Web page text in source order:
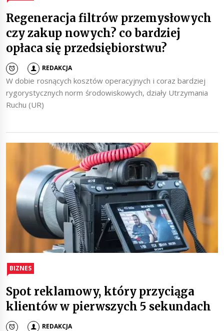
Regeneracja filtrów przemysłowych
czy zakup nowych? co bardziej
opłaca się przedsiębiorstwu?
REDAKCJA
W dobie rosnących kosztów operacyjnych i coraz bardziej
rygorystycznych norm środowiskowych, działy Utrzymania
Ruchu (UR)
BIZNES
Spot reklamowy, który przyciąga
klientów w pierwszych 5 sekundach
REDAKCJA